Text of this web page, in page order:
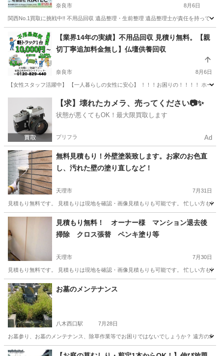
奈良市 8月6日
関西No.1買取に挑戦中!! 不用品回収 遺品整理・生前整理 遺品整理士が責任を持って
奈良 奈良市 便利屋 買取
【業界14年の実績】不用品回収 見積り無料。【親
切丁寧追加料金無し】仏壇供養回収
奈良市 8月6日
【女性スタッフ活躍中】 【一人暮らしの女性に安心】 ！！！お困りの！！！！ ホー
便利屋 無料
【求】壊れたカメラ、売ってください📷✨
状態が悪くてもOK！最大限買取します
プリフラ Ad
無料見積もり！外壁塗装致します。お家のお色直
し、汚れた壁の塗り直しなど！
天理市 7月31日
見積もり無料です。 見積もりは現地を確認・画像見積もりも可能です。 忙しい方も
奈良 天理市 便利屋 無料
見積もり無料！ オーナー様 マンション退去後
掃除 クロス張替 ペンキ塗り等
天理市 7月30日
見積もり無料です。 見積もりは現地を確認・画像見積もりも可能です。 忙しい方も
奈良 天理市 便利屋 無料
お墓のメンテナンス
八木西口駅 7月28日
お墓参り、お墓のメンテナンス、除草作業等でお困りではないでしょうか？ 遠方の
奈良 橿原市 八木西口駅 便利屋